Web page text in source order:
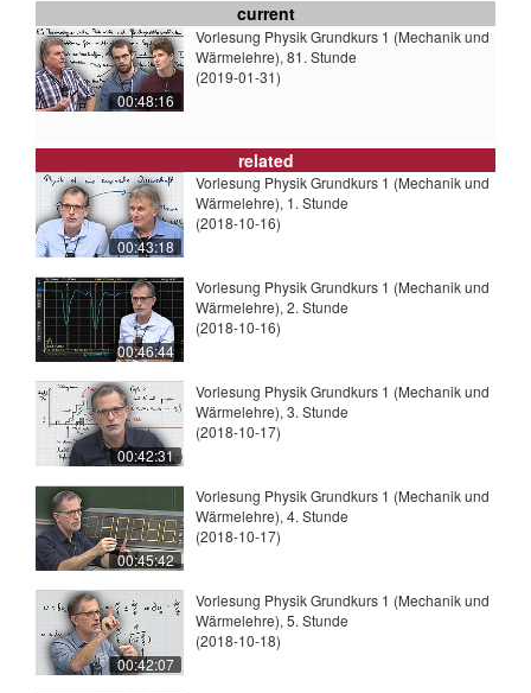
current
00:48:16
Vorlesung Physik Grundkurs 1 (Mechanik und
Wärmelehre), 81. Stunde
(2019-01-31)
related
00:43:18
Vorlesung Physik Grundkurs 1 (Mechanik und
Wärmelehre), 1. Stunde
(2018-10-16)
00:46:44
Vorlesung Physik Grundkurs 1 (Mechanik und
Wärmelehre), 2. Stunde
(2018-10-16)
00:42:31
Vorlesung Physik Grundkurs 1 (Mechanik und
Wärmelehre), 3. Stunde
(2018-10-17)
00:45:42
Vorlesung Physik Grundkurs 1 (Mechanik und
Wärmelehre), 4. Stunde
(2018-10-17)
00:42:07
Vorlesung Physik Grundkurs 1 (Mechanik und
Wärmelehre), 5. Stunde
(2018-10-18)